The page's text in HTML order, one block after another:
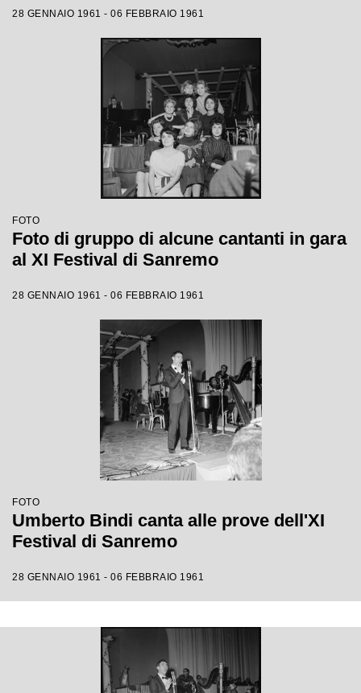
28 GENNAIO 1961 - 06 FEBBRAIO 1961
FOTO
Foto di gruppo di alcune cantanti in gara
al XI Festival di Sanremo
28 GENNAIO 1961 - 06 FEBBRAIO 1961
FOTO
Umberto Bindi canta alle prove dell'XI
Festival di Sanremo
28 GENNAIO 1961 - 06 FEBBRAIO 1961